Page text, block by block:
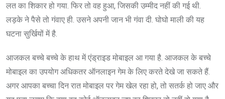
लत का शिकार हो गया. फिर तो वह हुआ, जिसकी उम्मीद नहीं की गई थी.
लड़के ने पैसे तो गंवाए ही. उसने अपनी जान भी गंवा दी. घोघो माली की यह
घटना सुर्खियों में है.
आजकल बच्चे बच्चे के हाथ में एंड्राइड मोबाइल आ गया है. आजकल के बच्चे
मोबाइल का उपयोग अधिकतर ऑनलाइन गेम के लिए करते देखे जा सकते हैं.
अगर आपका बच्चा दिन रात मोबाइल पर गेम खेल रहा हो, तो सतर्क हो जाए और